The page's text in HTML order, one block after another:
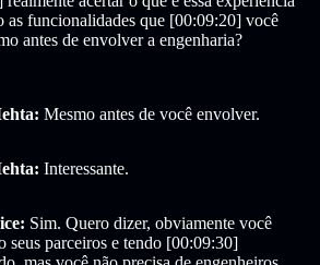
as funcionalidades que [00:09:20] você
antes de envolver a engenharia?
Mesmo antes de você envolver.
Interessante.
Sim. Quero dizer, obviamente você
seus parceiros e tendo [00:09:30]